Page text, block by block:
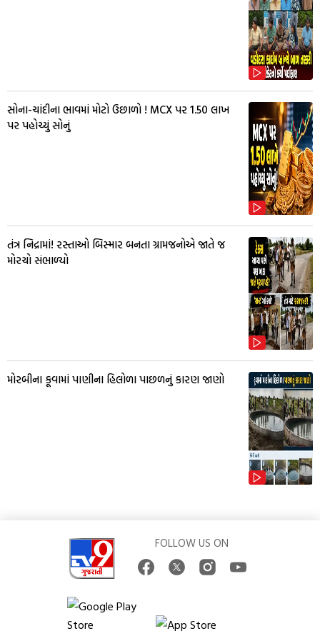
સોના-ચાંદીના ભાવમાં મોટો ઉછાળો ! MCX પર ₹1.50 લાખ
પર પહોચ્યું સોનું
તંત્ર નિદ્રામાં! રસ્તાઓ બિસ્માર બનતા ગ્રામજનોએ જાતે જ
મોરચો સંભાળ્યો
મોરબીના કૂવામાં પાણીના હિલોળા પાછળનું કારણ જાણો
FOLLOW US ON